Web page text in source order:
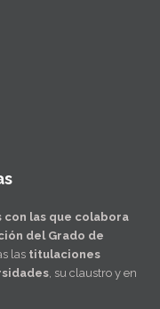
con las que colabora
del Grado de
las titulaciones
, su claustro y en